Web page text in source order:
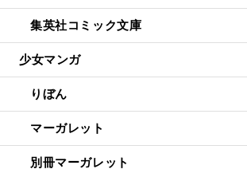
集英社コミック文庫
少女マンガ
りぼん
マーガレット
別冊マーガレット